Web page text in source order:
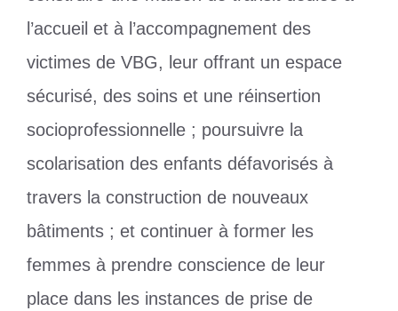
l’accueil et à l’accompagnement des
victimes de VBG, leur offrant un espace
sécurisé, des soins et une réinsertion
socioprofessionnelle ; poursuivre la
scolarisation des enfants défavorisés à
travers la construction de nouveaux
bâtiments ; et continuer à former les
femmes à prendre conscience de leur
place dans les instances de prise de